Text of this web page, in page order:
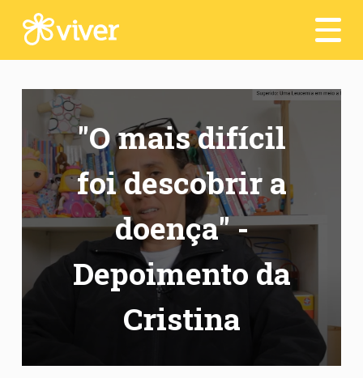
Transparência
Contato
Dia a Dia :)
Acesso Interno
"O mais difícil
foi descobrir a
doença" -
Depoimento da
Cristina